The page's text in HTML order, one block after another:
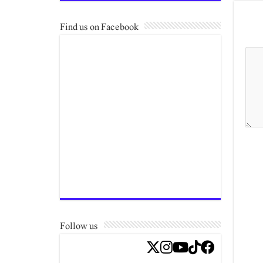
Find us on Facebook
Follow us